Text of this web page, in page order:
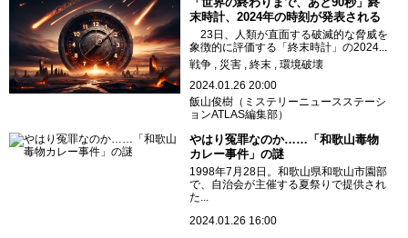
末時計、2024年の時刻が発表される
23日、人類が直面する破滅的な脅威を
象徴的に評価する「終末時計」の2024...
戦争
災害 終末
環境破壊
2024.01.26 20:00
飯山俊樹（ミステリーニュースステーシ
ョンATLAS編集部）
やはり冤罪なのか……「和歌山毒物
カレー事件」の謎
1998年7月28日。和歌山県和歌山市園部
で、自治会が主催する夏祭りで提供され
た...
2024.01.26 16:00